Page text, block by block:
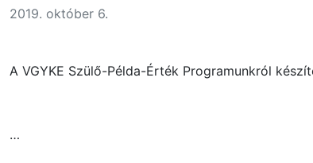
2019. október 6.
A VGYKE Szülő-Példa-Érték Programunkról
…